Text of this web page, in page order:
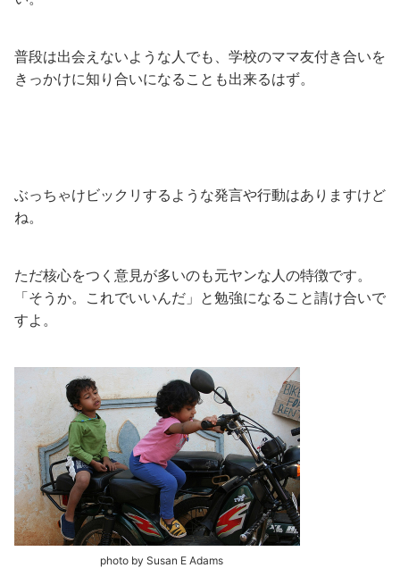
普段は出会えないような人でも、学校のママ友付き合いを
きっかけに知り合いになることも出来るはず。
ぶっちゃけビックリするような発言や行動はありますけど
ね。
ただ核心をつく意見が多いのも元ヤンな人の特徴です。
「そうか。これでいいんだ」と勉強になること請け合いで
すよ。
photo by Susan E Adams